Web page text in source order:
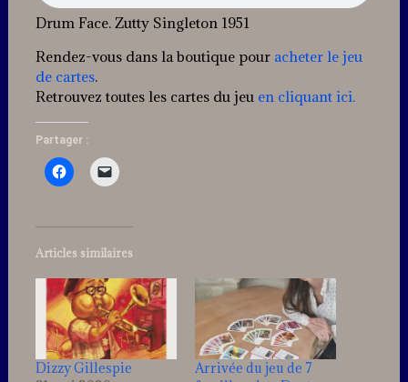
Drum Face. Zutty Singleton 1951
Rendez-vous dans la boutique pour acheter le jeu
de cartes.
Retrouvez toutes les cartes du jeuen cliquant ici.
Partager :
Articles similaires
Dizzy Gillespie
Arrivée du jeu de 7